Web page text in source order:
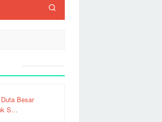
Besar
S…